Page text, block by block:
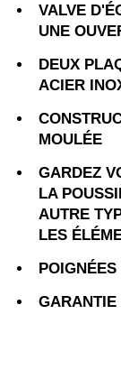
VALVE
UNE
DEUX
ACIER
MOULÉE
GARDEZ
LA
AUTRE
LES
GARANTIE